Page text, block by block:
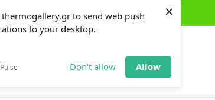
to send web push
to your desktop.
Don't allow Allow
×
| thermogallery@gmail.com